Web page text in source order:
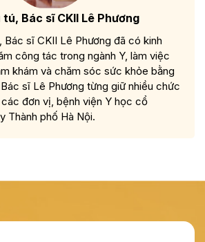
Bác sĩ CKII Lê Phương
Bác sĩ CKII Lê Phương đã có kinh
công tác trong ngành Y, làm việc
khám và chăm sóc sức khỏe bằng
sĩ Lê Phương từng giữ nhiều chức
đơn vị, bệnh viện Y học cổ
Thành phố Hà Nội.